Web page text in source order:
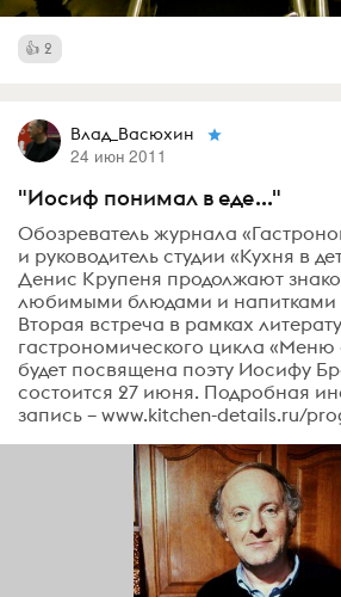
2
Влад_Васюхин
24 июн 2011
"Иосиф понимал в еде..."
Обозреватель журнала
и руководитель студии «Кухня в
Денис Крупеня продолжают
любимыми блюдами и напитками
Вторая встреча в рамках
гастрономического цикла «Меню
будет посвящена поэту Иосифу
состоится 27 июня. Подробная
запись – www.kitchen-details.ru/